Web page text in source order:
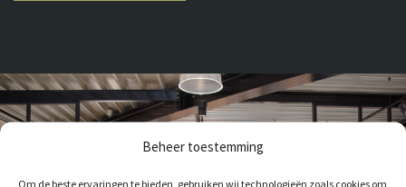
Beheer toestemming
Om de beste ervaringen te bieden, gebruiken wij technologieën zoals cookies om